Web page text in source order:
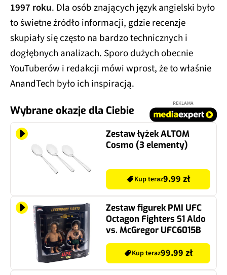
1997 roku. Dla osób znających język angielski było
to świetne źródło informacji, gdzie recenzje
skupiały się często na bardzo technicznych i
dogłębnych analizach. Sporo dużych obecnie
YouTuberów i redakcji mówi wprost, że to właśnie
AnandTech było ich inspiracją.
Wybrane okazje dla Ciebie
REKLAMA
Zestaw łyżek ALTOM
Cosmo (3 elementy)
Kup teraz9.99 zł
Zestaw figurek PMI UFC
Octagon Fighters S1 Aldo
vs. McGregor UFC6015B
Kup teraz99.99 zł